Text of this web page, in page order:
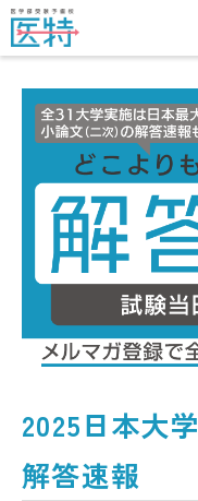
2025日本大
解答速報